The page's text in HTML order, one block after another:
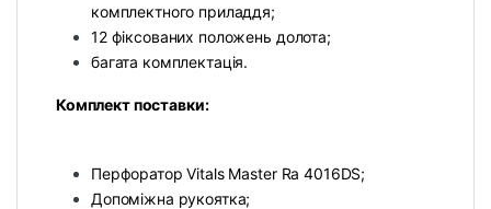
комплектного приладдя;
12 фіксованих положень долота;
багата комплектація.
Комплект поставки:
Перфоратор Vitals Master Ra 4016DS;
Допоміжна рукоятка;